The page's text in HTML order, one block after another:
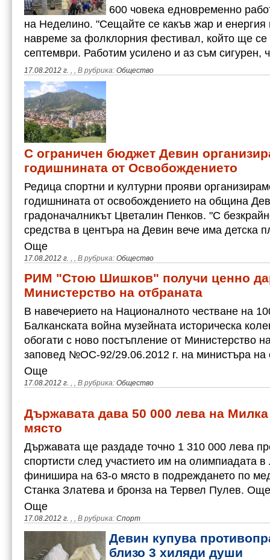
600 човека едновременно
на Неделино. "Сещайте се какъв жар и
навреме за фолклорния фестивал, който ще
септември. Работим усилено и аз съм
17.08.2012 г. , , В рубрика: Общество
С ограничен бюджет Девин
годишнината от Освобождението
Редица спортни и културни прояви
годишнината от освобождението на община
градоначалникът Цветалин Пенков. "С
средства в центъра на Девин вече има детска
17.08.2012 г. , , В рубрика: Общество
Още
РИМ "Стою Шишков" получи ценно
Министерство на отбраната
В навечерието на Националното честване на
Балканската война музейната историческа
обогати с ново постъпление от Министерство
заповед №ОС-92/29.06.2012 г. на министъра на
17.08.2012 г. , , В рубрика: Общество
Още
Държавата дава 50 000 лева на
място
Държавата ще раздаде точно 1 310 000 лева
спортисти след участието им на олимпиадата
финишира на 63-о място в подреждането по
Станка Златева и бронза на Тервел Пулев.
17.08.2012 г. , , В рубрика: Спорт
Още
Девин купува
близо 3 хиляди души